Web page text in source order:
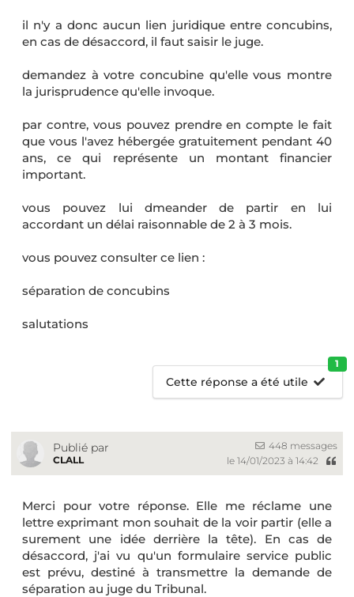
il n'y a donc aucun lien juridique entre concubins,
en cas de désaccord, il faut saisir le juge.
demandez à votre concubine qu'elle vous montre
la jurisprudence qu'elle invoque.
par contre, vous pouvez prendre en compte le fait
que vous l'avez hébergée gratuitement pendant 40
ans, ce qui représente un montant financier
important.
vous pouvez lui dmeander de partir en lui
accordant un délai raisonnable de 2 à 3 mois.
vous pouvez consulter ce lien :
séparation de concubins
salutations
Cette réponse a été utile
1
Publié par
CLALL
448 messages
le 14/01/2023 à 14:42
Merci pour votre réponse. Elle me réclame une
lettre exprimant mon souhait de la voir partir (elle a
surement une idée derrière la tête). En cas de
désaccord, j'ai vu qu'un formulaire service public
est prévu, destiné à transmettre la demande de
séparation au juge du Tribunal.